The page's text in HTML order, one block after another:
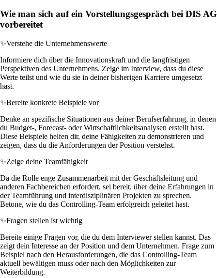
Wie man sich auf ein Vorstellungsgespräch bei DIS AG
vorbereitet
✨Verstehe die Unternehmenswerte
Informiere dich über die Innovationskraft und die langfristigen
Perspektiven des Unternehmens. Zeige im Interview, dass du diese
Werte teilst und wie du sie in deiner bisherigen Karriere umgesetzt
hast.
✨Bereite konkrete Beispiele vor
Denke an spezifische Situationen aus deiner Berufserfahrung, in denen
du Budget-, Forecast- oder Wirtschaftlichkeitsanalysen erstellt hast.
Diese Beispiele helfen dir, deine Fähigkeiten zu demonstrieren und
zeigen, dass du die Anforderungen der Position verstehst.
✨Zeige deine Teamfähigkeit
Da die Rolle enge Zusammenarbeit mit der Geschäftsleitung und
anderen Fachbereichen erfordert, sei bereit, über deine Erfahrungen in
der Teamführung und interdisziplinären Projekten zu sprechen.
Betone, wie du das Controlling-Team erfolgreich geleitet hast.
✨Fragen stellen ist wichtig
Bereite einige Fragen vor, die du dem Interviewer stellen kannst. Das
zeigt dein Interesse an der Position und dem Unternehmen. Frage zum
Beispiel nach den Herausforderungen, die das Controlling-Team
aktuell bewältigen muss oder nach den Möglichkeiten zur
Weiterbildung.